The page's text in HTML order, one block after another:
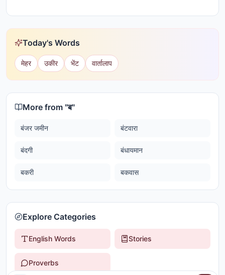
Today's Words
मेहर उकीर भेंट वार्तालाप
More from "ब"
बंजर जमीन बंटवारा
बंदगी बंधायमान
बकरी बकवास
Explore Categories
English Words Stories
Proverbs